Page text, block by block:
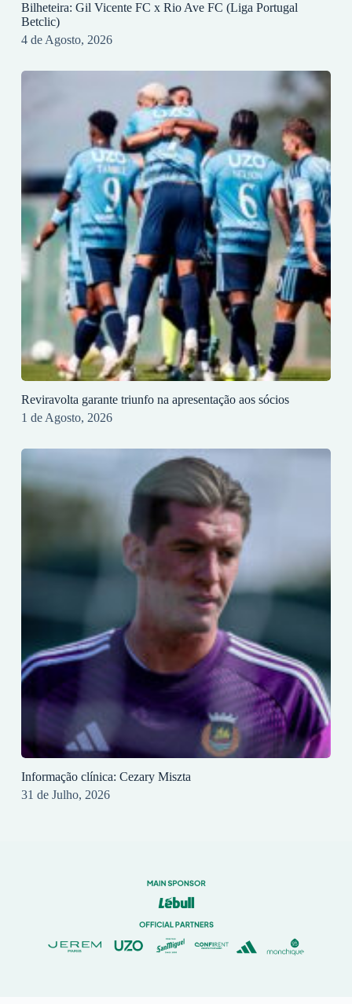
Bilheteira: Gil Vicente FC x Rio Ave FC (Liga Portugal
Betclic)
4 de Agosto, 2026
Reviravolta garante triunfo na apresentação aos sócios
1 de Agosto, 2026
Informação clínica: Cezary Miszta
31 de Julho, 2026